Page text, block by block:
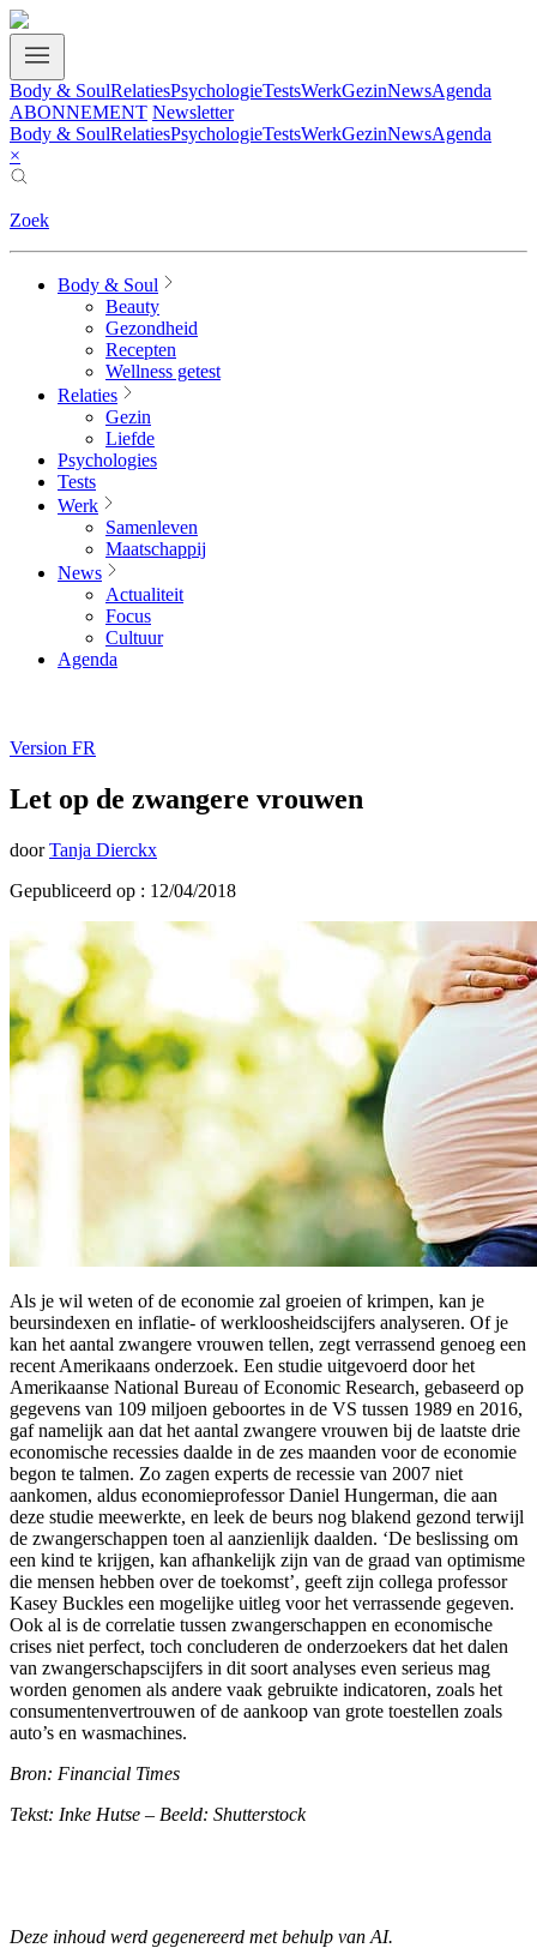
Body & SoulRelatiesPsychologieTestsWerkGezinNewsAgenda
ABONNEMENT Newsletter
Body & SoulRelatiesPsychologieTestsWerkGezinNewsAgenda
×
Zoek
Body & Soul
Beauty
Gezondheid
Recepten
Wellness getest
Relaties
Gezin
Liefde
Psychologies
Tests
Werk
Samenleven
Maatschappij
News
Actualiteit
Focus
Cultuur
Agenda
Version FR
Let op de zwangere vrouwen
door Tanja Dierckx
Gepubliceerd op : 12/04/2018
Als je wil weten of de economie zal groeien of krimpen, kan je
beursindexen en inflatie- of werkloosheidscijfers analyseren. Of je
kan het aantal zwangere vrouwen tellen, zegt verrassend genoeg een
recent Amerikaans onderzoek. Een studie uitgevoerd door het
Amerikaanse National Bureau of Economic Research, gebaseerd op
gegevens van 109 miljoen geboortes in de VS tussen 1989 en 2016,
gaf namelijk aan dat het aantal zwangere vrouwen bij de laatste drie
economische recessies daalde in de zes maanden voor de economie
begon te talmen. Zo zagen experts de recessie van 2007 niet
aankomen, aldus economieprofessor Daniel Hungerman, die aan
deze studie meewerkte, en leek de beurs nog blakend gezond terwijl
de zwangerschappen toen al aanzienlijk daalden. ‘De beslissing om
een kind te krijgen, kan afhankelijk zijn van de graad van optimisme
die mensen hebben over de toekomst’, geeft zijn collega professor
Kasey Buckles een mogelijke uitleg voor het verrassende gegeven.
Ook al is de correlatie tussen zwangerschappen en economische
crises niet perfect, toch concluderen de onderzoekers dat het dalen
van zwangerschapscijfers in dit soort analyses even serieus mag
worden genomen als andere vaak gebruikte indicatoren, zoals het
consumentenvertrouwen of de aankoop van grote toestellen zoals
auto’s en wasmachines.
Bron: Financial Times
Tekst: Inke Hutse – Beeld: Shutterstock
Deze inhoud werd gegenereerd met behulp van AI.